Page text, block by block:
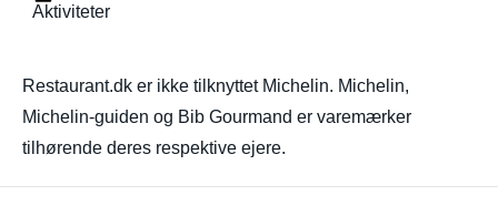
Aktiviteter
Restaurant.dk er ikke tilknyttet Michelin. Michelin,
Michelin-guiden og Bib Gourmand er varemærker
tilhørende deres respektive ejere.